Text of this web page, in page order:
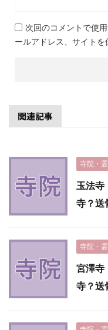
次回のコメントで使
ールアドレス、サイトを
関連記事
寺院・
玉法寺
寺？送
寺院・
宮澤寺
寺？送